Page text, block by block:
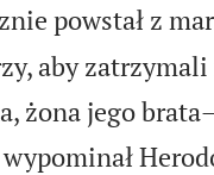
powstał z
aby
żona jego